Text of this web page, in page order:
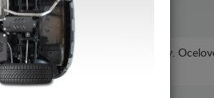
Ford KA, pro různé roky výroby.
Ford KA.